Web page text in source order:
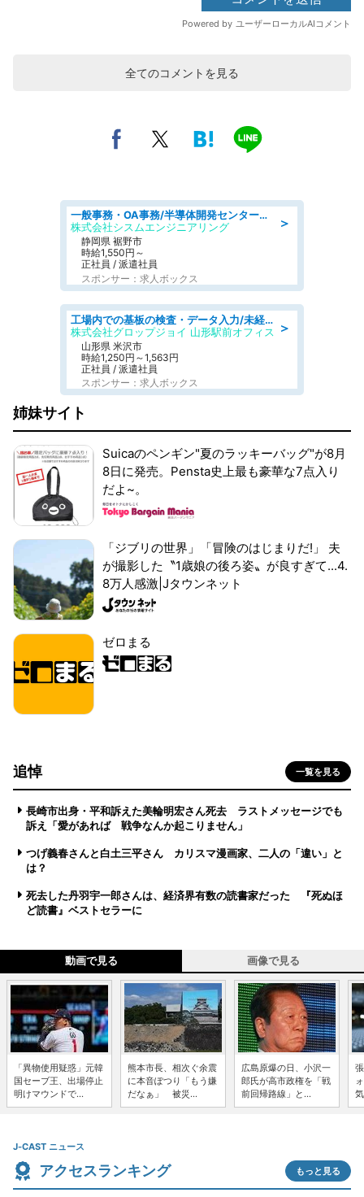
全てのコメントを見る
＞
一般事務・OA事務/半導体開発センター内で事務&軽作業スタッフ、募集
株式会社シスムエンジニアリング
静岡県 裾野市
時給1,550円～
正社員 / 派遣社員
スポンサー：求人ボックス
＞
工場内での基板の検査・データ入力/未経験歓迎/交通費支給/食堂あり
株式会社グロップジョイ 山形駅前オフィス
山形県 米沢市
時給1,250円～1,563円
正社員 / 派遣社員
スポンサー：求人ボックス
姉妹サイト
Suicaのペンギン"夏のラッキーバッグ"が8月
8日に発売。Pensta史上最も豪華な7点入り
だよ~。
「ジブリの世界」「冒険のはじまりだ!」 夫
が撮影した〝1歳娘の後ろ姿〟が良すぎて...4.
8万人感激|Jタウンネット
ゼロまる
追悼 一覧を見る
長崎市出身・平和訴えた美輪明宏さん死去 ラストメッセージでも
訴え「愛があれば 戦争なんか起こりません」
つげ義春さんと白土三平さん カリスマ漫画家、二人の「違い」と
は？
死去した丹羽宇一郎さんは、経済界有数の読書家だった 『死ぬほ
ど読書』ベストセラーに
動画で見る 画像で見る
「異物使用疑惑」元韓
国セーブ王、出場停止
明けマウンドで...
熊本市長、相次ぐ余震
に本音ぽつり「もう嫌
だなぁ」 被災...
広島原爆の日、小沢一
郎氏が高市政権を「戦
前回帰路線」と...
J-CAST ニュース
アクセスランキング もっと見る